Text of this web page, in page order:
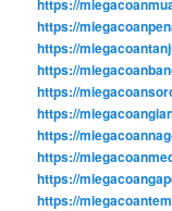
https://
https://
https://
https://
https://
https://
https://
https://
https://
https://